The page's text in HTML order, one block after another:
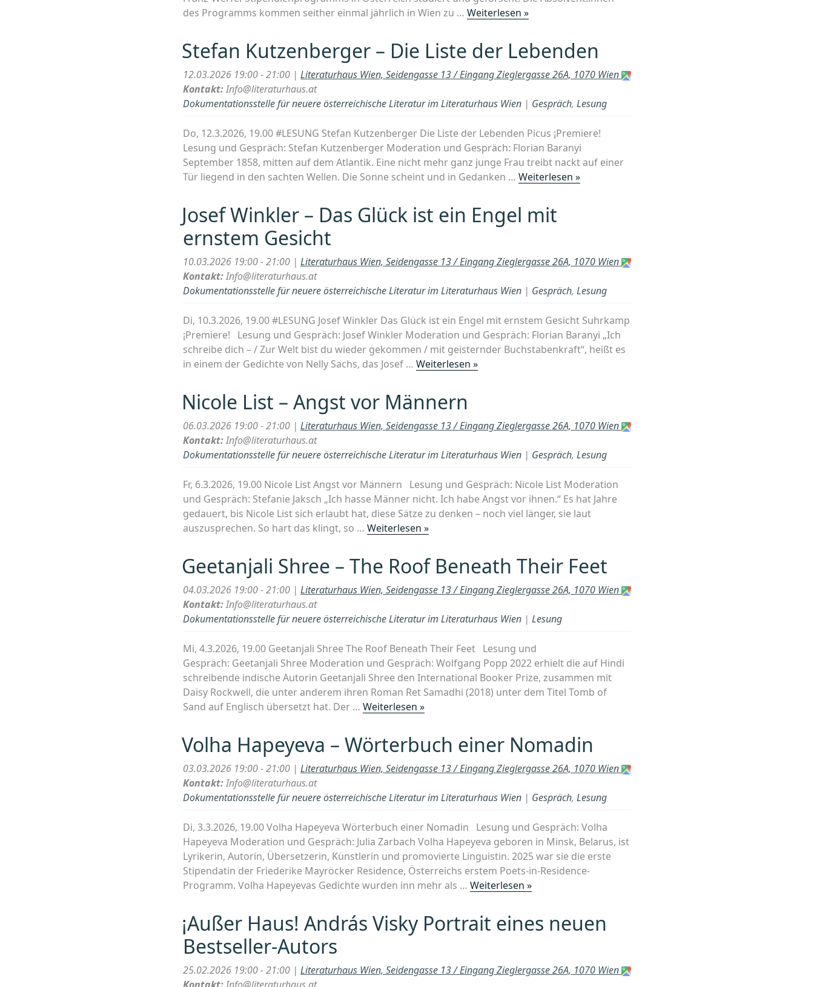
des Programms kommen seither einmal jährlich in Wien zu … Weiterlesen »„17.
Schmidt-
Dengler-
Lesung
mit
Daniel
Wisser“
Stefan Kutzenberger – Die Liste der Lebenden
12.03.2026 19:00 - 21:00 | Literaturhaus Wien, Seidengasse 13 / Eingang Zieglergasse 26A, 1070 Wien
Kontakt:Info@literaturhaus.at
Dokumentationsstelle für neuere österreichische Literatur im Literaturhaus Wien | Gespräch, Lesung
Do, 12.3.2026, 19.00 #LESUNG Stefan Kutzenberger Die Liste der Lebenden Picus ¡Premiere!
Lesung und Gespräch: Stefan Kutzenberger Moderation und Gespräch: Florian Baranyi
September 1858, mitten auf dem Atlantik. Eine nicht mehr ganz junge Frau treibt nackt auf einer
Tür liegend in den sachten Wellen. Die Sonne scheint und in Gedanken … Weiterlesen »„Stefan
Lebenden“
Josef Winkler – Das Glück ist ein Engel mit
ernstem Gesicht
10.03.2026 19:00 - 21:00 | Literaturhaus Wien, Seidengasse 13 / Eingang Zieglergasse 26A, 1070 Wien
Kontakt:Info@literaturhaus.at
Dokumentationsstelle für neuere österreichische Literatur im Literaturhaus Wien | Gespräch, Lesung
Di, 10.3.2026, 19.00 #LESUNG Josef Winkler Das Glück ist ein Engel mit ernstem Gesicht Suhrkamp
¡Premiere! Lesung und Gespräch: Josef Winkler Moderation und Gespräch: Florian Baranyi „Ich
schreibe dich – / Zur Welt bist du wieder gekommen / mit geisternder Buchstabenkraft“, heißt es
in einem der Gedichte von Nelly Sachs, das Josef … Weiterlesen »„Josef
Glück
ein
Engel
mit
ernstem
Gesicht“
Nicole List – Angst vor Männern
06.03.2026 19:00 - 21:00 | Literaturhaus Wien, Seidengasse 13 / Eingang Zieglergasse 26A, 1070 Wien
Kontakt:Info@literaturhaus.at
Dokumentationsstelle für neuere österreichische Literatur im Literaturhaus Wien | Gespräch, Lesung
Fr, 6.3.2026, 19.00 Nicole List Angst vor Männern Lesung und Gespräch: Nicole List Moderation
und Gespräch: Stefanie Jaksch „Ich hasse Männer nicht. Ich habe Angst vor ihnen.“ Es hat Jahre
gedauert, bis Nicole List sich erlaubt hat, diese Sätze zu denken – noch viel länger, sie laut
auszusprechen. So hart das klingt, so … Weiterlesen »„Nicole
–
Angst
vor
Männern“
Geetanjali Shree – The Roof Beneath Their Feet
04.03.2026 19:00 - 21:00 | Literaturhaus Wien, Seidengasse 13 / Eingang Zieglergasse 26A, 1070 Wien
Kontakt:Info@literaturhaus.at
Dokumentationsstelle für neuere österreichische Literatur im Literaturhaus Wien | Lesung
Mi, 4.3.2026, 19.00 Geetanjali Shree The Roof Beneath Their Feet Lesung und
Gespräch: Geetanjali Shree Moderation und Gespräch: Wolfgang Popp 2022 erhielt die auf Hindi
schreibende indische Autorin Geetanjali Shree den International Booker Prize, zusammen mit
Daisy Rockwell, die unter anderem ihren Roman Ret Samadhi (2018) unter dem Titel Tomb of
Sand auf Englisch übersetzt hat. Der … Weiterlesen »„Geetanjali
The
Roof
Their
Feet“
Volha Hapeyeva – Wörterbuch einer Nomadin
03.03.2026 19:00 - 21:00 | Literaturhaus Wien, Seidengasse 13 / Eingang Zieglergasse 26A, 1070 Wien
Kontakt:Info@literaturhaus.at
Dokumentationsstelle für neuere österreichische Literatur im Literaturhaus Wien | Gespräch, Lesung
Di, 3.3.2026, 19.00 Volha Hapeyeva Wörterbuch einer Nomadin Lesung und Gespräch: Volha
Hapeyeva Moderation und Gespräch: Julia Zarbach Volha Hapeyeva geboren in Minsk, Belarus, ist
Lyrikerin, Autorin, Übersetzerin, Künstlerin und promovierte Linguistin. 2025 war sie die erste
Stipendatin der Friederike Mayröcker Residence, Österreichs erstem Poets-in-Residence-
Programm. Volha Hapeyevas Gedichte wurden inn mehr als … Weiterlesen »„Volha
Wörterbuch
¡Außer Haus! András Visky Portrait eines neuen
Bestseller-Autors
25.02.2026 19:00 - 21:00 | Literaturhaus Wien, Seidengasse 13 / Eingang Zieglergasse 26A, 1070 Wien